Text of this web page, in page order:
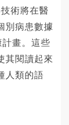
術將在醫
別病患數據
畫。這些
其閱讀起來
人類的語